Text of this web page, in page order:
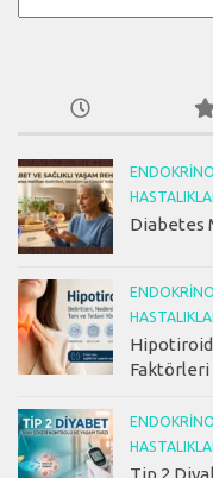
Diabetes
Faktörleri